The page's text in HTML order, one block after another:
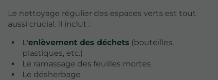
Le nettoyage régulier des espaces verts est tout
aussi crucial. Il inclut :
L'enlèvement des déchets (bouteilles,
plastiques, etc.)
Le ramassage des feuilles mortes
Le désherbage